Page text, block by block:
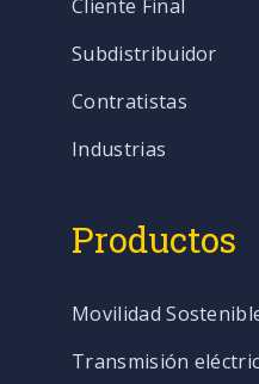
Cliente Final
Subdistribuidor
Contratistas
Industrias
Productos
Movilidad
Transmisión